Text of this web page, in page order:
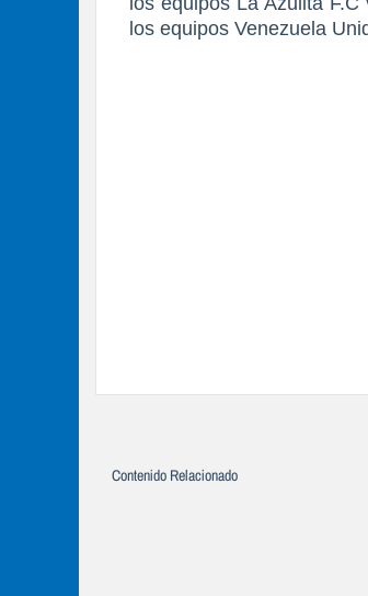
los equipos Venezuela
Contenido Relacionado